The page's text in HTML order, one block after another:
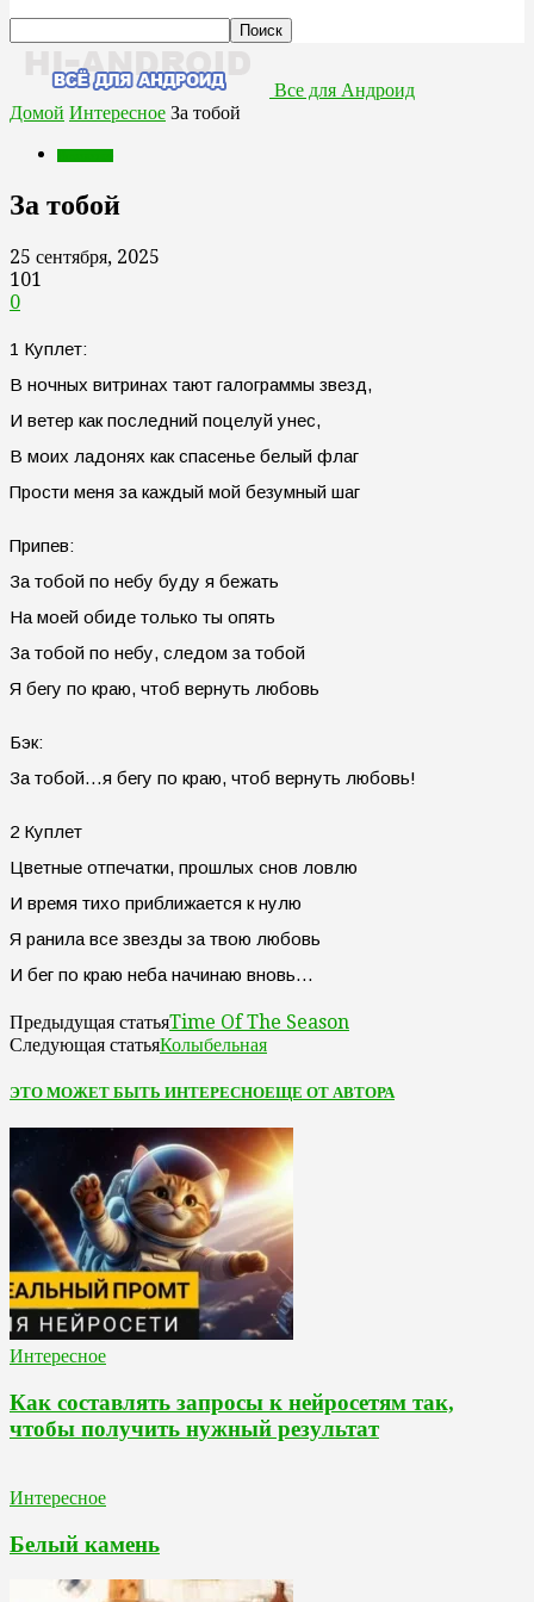
Все для Андроид
Домой Интересное За тобой
За тобой
25 сентября, 2025
101
0
1 Куплет:
В ночных витринах тают галограммы звезд,
И ветер как последний поцелуй унес,
В моих ладонях как спасенье белый флаг
Прости меня за каждый мой безумный шаг
Припев:
За тобой по небу буду я бежать
На моей обиде только ты опять
За тобой по небу, следом за тобой
Я бегу по краю, чтоб вернуть любовь
Бэк:
За тобой…я бегу по краю, чтоб вернуть любовь!
2 Куплет
Цветные отпечатки, прошлых снов ловлю
И время тихо приближается к нулю
Я ранила все звезды за твою любовь
И бег по краю неба начинаю вновь…
Предыдущая статьяTime Of The Season
Следующая статьяКолыбельная
ЭТО МОЖЕТ БЫТЬ ИНТЕРЕСНОЕЩЕ ОТ АВТОРА
Интересное
Как составлять запросы к нейросетям так,
чтобы получить нужный результат
Интересное
Белый камень